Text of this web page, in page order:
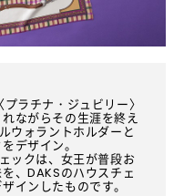
ラチナ・ジュビリー〉
ながらその生涯を終え
ウォラントホルダーと
デザイン。
ックは、女王が普段お
、DAKSのハウスチェ
インしたものです。